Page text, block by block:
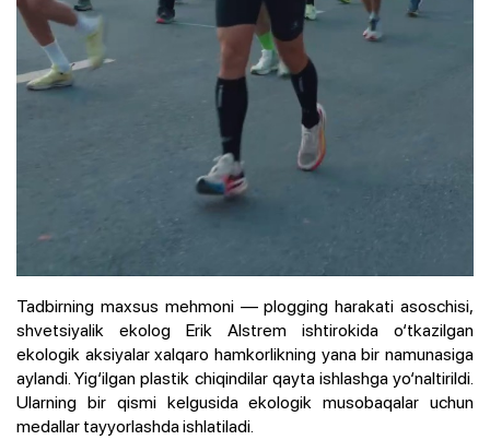
Tadbirning maxsus mehmoni — plogging harakati asoschisi,
shvetsiyalik ekolog Erik Alstrem ishtirokida o‘tkazilgan
ekologik aksiyalar xalqaro hamkorlikning yana bir namunasiga
aylandi. Yig‘ilgan plastik chiqindilar qayta ishlashga yo‘naltirildi.
Ularning bir qismi kelgusida ekologik musobaqalar uchun
medallar tayyorlashda ishlatiladi.